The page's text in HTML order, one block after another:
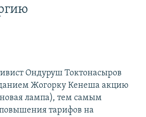
СОЦСЕТЯХ
Ондуруш Токтонасыров
Жогорку Кенеша акцию
лампа), тем самым
тарифов на